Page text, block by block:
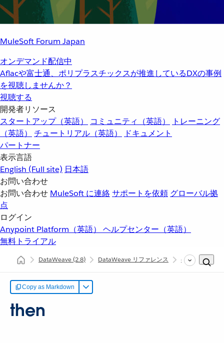
MuleSoft Forum Japan
オンデマンド配信中
Aflacや富士通、ポリプラスチックスが推進しているDXの事例
を視聴しませんか？
視聴する
開発者リソース
スタートアップ（英語）
コミュニティ（英語）
トレーニング
（英語）
チュートリアル（英語）
ドキュメント
パートナー
表示言語
English (Full site) 日本語
お問い合わせ
お問い合わせ MuleSoft に連絡サポートを依頼 グローバル拠
点
ログイン
Anypoint Platform（英語） ヘルプセンター（英語）
無料トライアル
DataWeave(2.8) DataWeave リファレンス dw::Core
Copy as Markdown
then